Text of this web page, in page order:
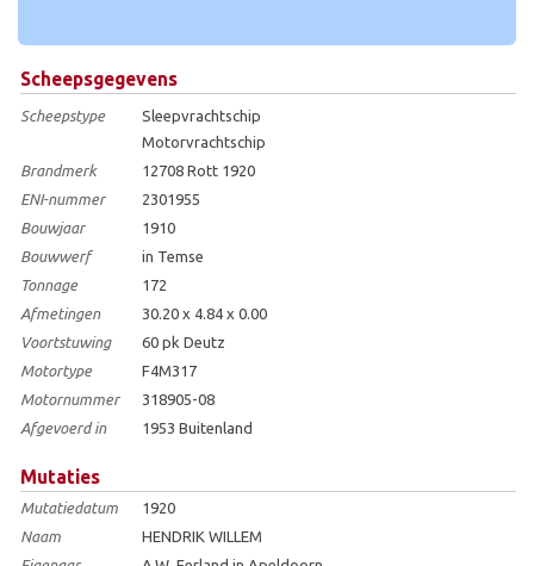
Scheepsgegevens
Scheepstype
Sleepvrachtschip
Motorvrachtschip
Brandmerk
12708 Rott 1920
ENI-nummer
2301955
Bouwjaar
1910
Bouwwerf
in Temse
Tonnage
172
Afmetingen
30.20 x 4.84 x 0.00
Voortstuwing
60 pk Deutz
Motortype
F4M317
Motornummer
318905-08
Afgevoerd in
1953 Buitenland
Mutaties
Mutatiedatum
1920
Naam
HENDRIK WILLEM